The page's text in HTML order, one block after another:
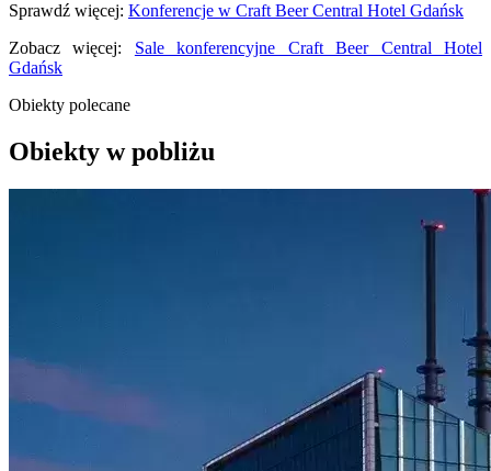
Sprawdź więcej: Konferencje w Craft Beer Central Hotel Gdańsk
Zobacz więcej: Sale konferencyjne Craft Beer Central Hotel
Gdańsk
Obiekty polecane
Obiekty w pobliżu